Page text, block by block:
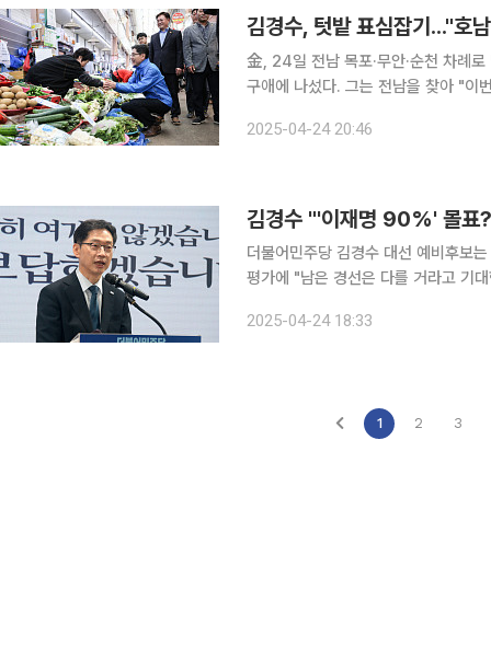
김경수, 텃밭 표심잡기..."호
金, 24일 전남 목포·무안·순천 차례로 방문 더불어민주당 김경수 대선 예비후보가 막
구애에 나섰다. 그는 전남을 찾아 "이
2025-04-24 20:46
김경수 "'이재명 90%' 몰표
더불어민주당 김경수 대선 예비후보
평가에 "남은 경선은 다를 거라고 기대한다"고 했다. 김 후보는 24일
표가 몰리는 경선은 경고등이 켜진 것
2025-04-24 18:33
1 2 3